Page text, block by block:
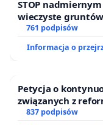
STOP
wieczyste
ogrody działkowe.
761 podpisów
Informacja o
Petycja o
związanych z
837 podpisów